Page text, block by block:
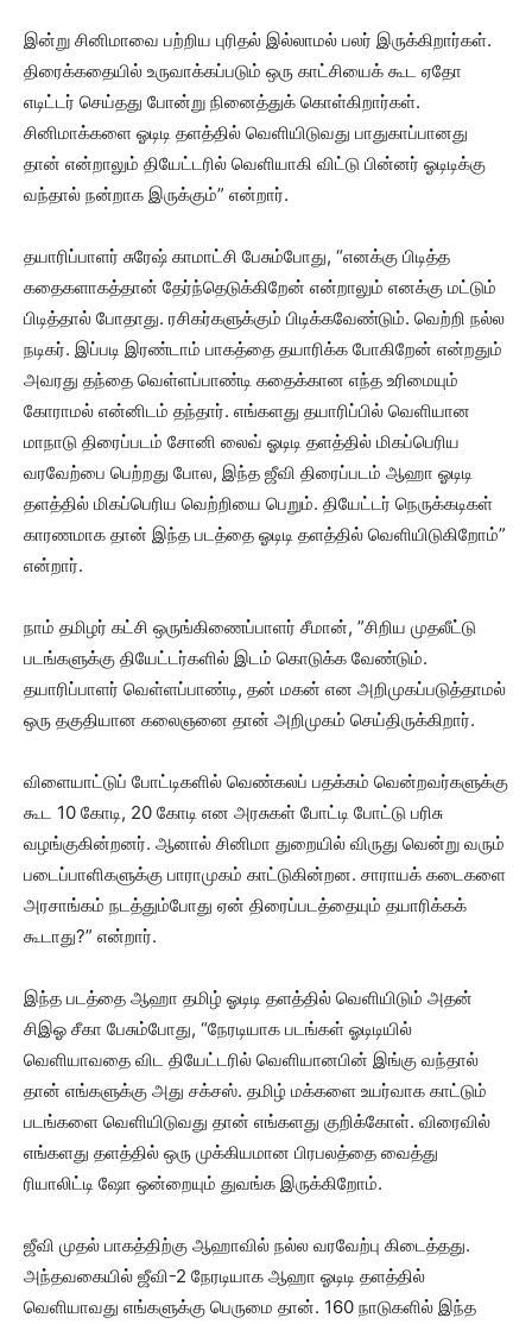
இன்று சினிமாவை பற்றிய புரிதல் இல்லாமல் பலர் இருக்கிறார்கள்.
திரைக்கதையில் உருவாக்கப்படும் ஒரு காட்சியைக் கூட ஏதோ
எடிட்டர் செய்தது போன்று நினைத்துக் கொள்கிறார்கள்.
சினிமாக்களை ஓடிடி தளத்தில் வெளியிடுவது பாதுகாப்பானது
தான் என்றாலும் தியேட்டரில் வெளியாகி விட்டு பின்னர் ஓடிடிக்கு
வந்தால் நன்றாக இருக்கும்” என்றார்.
தயாரிப்பாளர் சுரேஷ் காமாட்சி பேசும்போது, “எனக்கு பிடித்த
கதைகளாகத்தான் தேர்ந்தெடுக்கிறேன் என்றாலும் எனக்கு மட்டும்
பிடித்தால் போதாது. ரசிகர்களுக்கும் பிடிக்கவேண்டும். வெற்றி நல்ல
நடிகர். இப்படி இரண்டாம் பாகத்தை தயாரிக்க போகிறேன் என்றதும்
அவரது தந்தை வெள்ளப்பாண்டி கதைக்கான எந்த உரிமையும்
கோராமல் என்னிடம் தந்தார். எங்களது தயாரிப்பில் வெளியான
மாநாடு திரைப்படம் சோனி லைவ் ஓடிடி தளத்தில் மிகப்பெரிய
வரவேற்பை பெற்றது போல, இந்த ஜீவி திரைப்படம் ஆஹா ஓடிடி
தளத்தில் மிகப்பெரிய வெற்றியை பெறும். தியேட்டர் நெருக்கடிகள்
காரணமாக தான் இந்த படத்தை ஓடிடி தளத்தில் வெளியிடுகிறோம்”
என்றார்.
நாம் தமிழர் கட்சி ஒருங்கிணைப்பாளர் சீமான், ”சிறிய முதலீட்டு
படங்களுக்கு தியேட்டர்களில் இடம் கொடுக்க வேண்டும்.
தயாரிப்பாளர் வெள்ளப்பாண்டி, தன் மகன் என அறிமுகப்படுத்தாமல்
ஒரு தகுதியான கலைஞனை தான் அறிமுகம் செய்திருக்கிறார்.
விளையாட்டுப் போட்டிகளில் வெண்கலப் பதக்கம் வென்றவர்களுக்கு
கூட 10 கோடி, 20 கோடி என அரசுகள் போட்டி போட்டு பரிசு
வழங்குகின்றனர். ஆனால் சினிமா துறையில் விருது வென்று வரும்
படைப்பாளிகளுக்கு பாராமுகம் காட்டுகின்றன. சாராயக் கடைகளை
அரசாங்கம் நடத்தும்போது ஏன் திரைப்படத்தையும் தயாரிக்கக்
கூடாது?” என்றார்.
இந்த படத்தை ஆஹா தமிழ் ஓடிடி தளத்தில் வெளியிடும் அதன்
சிஇஓ சீகா பேசும்போது, “நேரடியாக படங்கள் ஓடிடியில்
வெளியாவதை விட தியேட்டரில் வெளியானபின் இங்கு வந்தால்
தான் எங்களுக்கு அது சக்சஸ். தமிழ் மக்களை உயர்வாக காட்டும்
படங்களை வெளியிடுவது தான் எங்களது குறிக்கோள். விரைவில்
எங்களது தளத்தில் ஒரு முக்கியமான பிரபலத்தை வைத்து
ரியாலிட்டி ஷோ ஒன்றையும் துவங்க இருக்கிறோம்.
ஜீவி முதல் பாகத்திற்கு ஆஹாவில் நல்ல வரவேற்பு கிடைத்தது.
அந்தவகையில் ஜீவி-2 நேரடியாக ஆஹா ஓடிடி தளத்தில்
வெளியாவது எங்களுக்கு பெருமை தான். 160 நாடுகளில் இந்த